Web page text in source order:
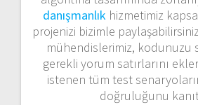
danışmanlıkhizmetimiz
projenizi bizimle
mühendislerimiz, kodunuzu
gerekli yorum satırlarını
istenen tüm test
doğruluğunu